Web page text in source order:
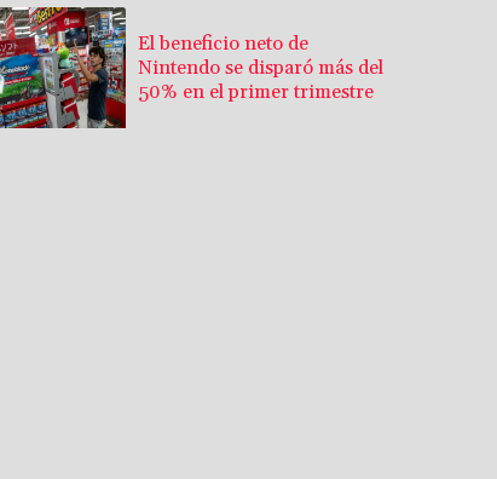
El beneficio neto de
Nintendo se disparó más del
50% en el primer trimestre